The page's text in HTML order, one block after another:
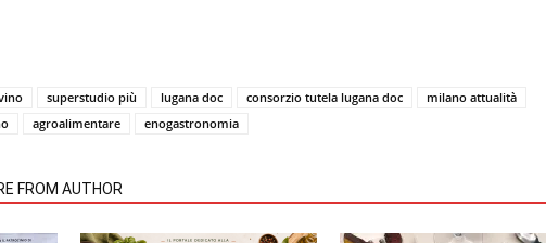
superstudio più lugana doc consorzio tutela lugana doc
milano attualità
agroalimentare enogastronomia
FROM AUTHOR